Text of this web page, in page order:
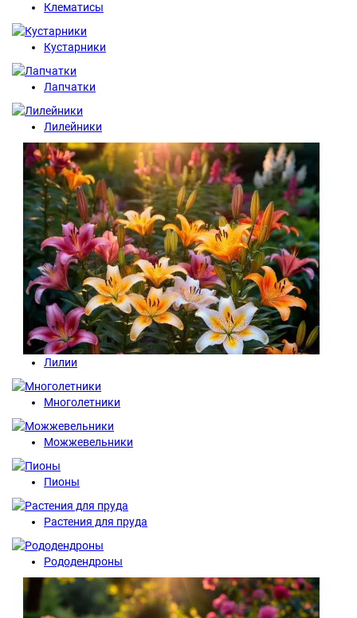
Клематисы
Кустарники
Лапчатки
Лилейники
Лилии
Многолетники
Можжевельники
Пионы
Растения для пруда
Рододендроны